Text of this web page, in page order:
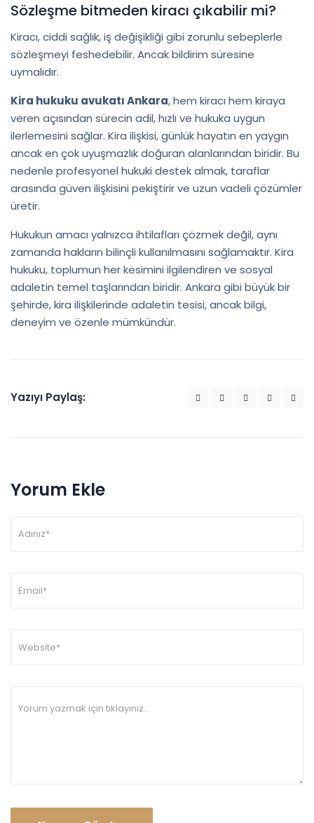
Sözleşme bitmeden kiracı çıkabilir mi?
Kiracı, ciddi sağlık, iş değişikliği gibi zorunlu sebeplerle
sözleşmeyi feshedebilir. Ancak bildirim süresine
uymalıdır.
Kira hukuku avukatı Ankara, hem kiracı hem kiraya
veren açısından sürecin adil, hızlı ve hukuka uygun
ilerlemesini sağlar. Kira ilişkisi, günlük hayatın en yaygın
ancak en çok uyuşmazlık doğuran alanlarından biridir. Bu
nedenle profesyonel hukuki destek almak, taraflar
arasında güven ilişkisini pekiştirir ve uzun vadeli çözümler
üretir.
Hukukun amacı yalnızca ihtilafları çözmek değil, aynı
zamanda hakların bilinçli kullanılmasını sağlamaktır. Kira
hukuku, toplumun her kesimini ilgilendiren ve sosyal
adaletin temel taşlarından biridir. Ankara gibi büyük bir
şehirde, kira ilişkilerinde adaletin tesisi, ancak bilgi,
deneyim ve özenle mümkündür.
Yazıyı Paylaş:
Yorum Ekle